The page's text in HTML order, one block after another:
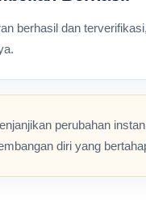
berhasil dan
perubahan
diri yang